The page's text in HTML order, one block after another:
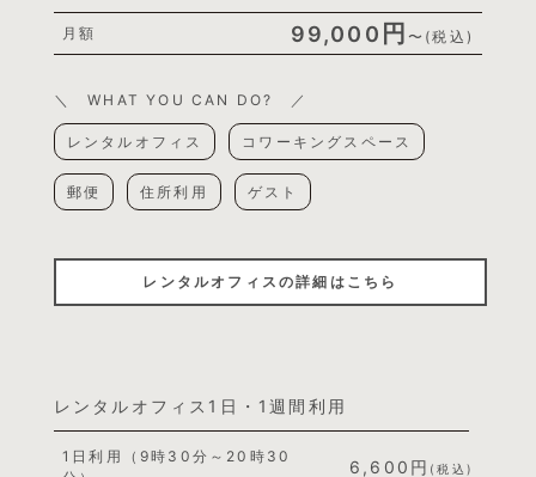
月額 99,000 円〜(税込)
＼ WHAT YOU CAN DO? ／
レンタルオフィス コワーキングスペース
郵便 住所利用 ゲスト
レンタルオフィスの詳細はこちら
レンタルオフィス1日・1週間利用
1日利用（9時30分～20時30
6,600円 (税込)